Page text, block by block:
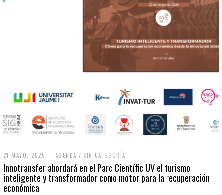
21 MAYO, 2025
M
A
Y
AGENDA / SIN CATEGORÍA
Innotransfer abordará en el Parc Científic UV el turismo
inteligente y transformador como motor para la recuperación
económica